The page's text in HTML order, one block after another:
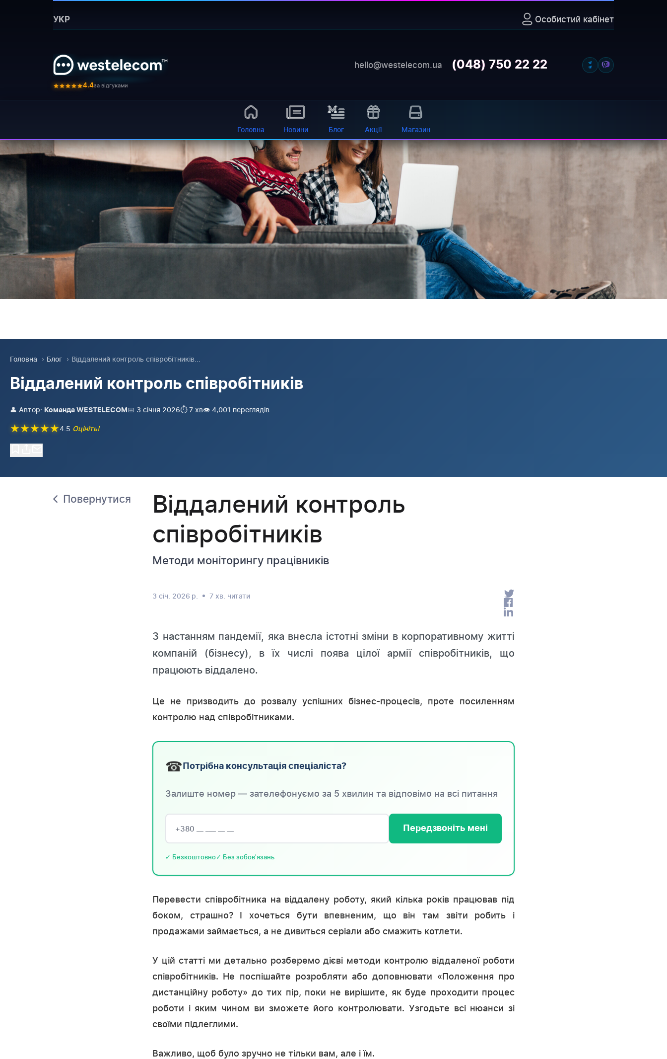
УКР Особистий кабінет
4.4за відгуками
hello@westelecom.ua (048) 750 22 22
Головна Новини Блог Акції Магазин
⚡ Коротко:З настанням пандемії, яка внесла істотні зміни в корпоративному житті компаній (бізнесу), в їх
Головна › Блог › Віддалений контроль співробітників...
Віддалений контроль співробітників
👤 Автор: Команда WESTELECOM 📅 3 січня 2026⏱️ 7 хв👁️ 4,001 переглядів
★★★★★4.5 Оцініть!
Повернутися
Віддалений контроль
співробітників
Методи моніторингу працівників
3 січ. 2026 р. 7 хв. читати
З настанням пандемії, яка внесла істотні зміни в корпоративному житті
компаній (бізнесу), в їх числі поява цілої армії співробітників, що
працюють віддалено.
Це не призводить до розвалу успішних бізнес-процесів, проте посиленням
контролю над співробітниками.
☎ Потрібна консультація спеціаліста?
Залиште номер — зателефонуємо за 5 хвилин та відповімо на всі питання
Передзвоніть мені
✓ Безкоштовно✓ Без зобов'язань
Перевести співробітника на віддалену роботу, який кілька років працював під
боком, страшно? І хочеться бути впевненим, що він там звіти робить і
продажами займається, а не дивиться серіали або смажить котлети.
У цій статті ми детально розберемо дієві методи контролю віддаленої роботи
співробітників. Не поспішайте розробляти або доповнювати «Положення про
дистанційну роботу» до тих пір, поки не вирішите, як буде проходити процес
роботи і яким чином ви зможете його контролювати. Узгодьте всі нюанси зі
своїми підлеглими.
Важливо, щоб було зручно не тільки вам, але і їм.